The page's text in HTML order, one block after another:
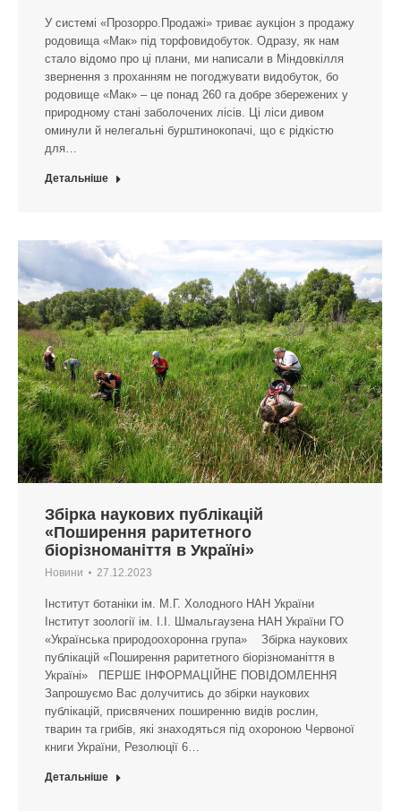
У системі «Прозорро.Продажі» триває аукціон з продажу
родовища «Мак» під торфовидобуток. Одразу, як нам
стало відомо про ці плани, ми написали в Міндовкілля
звернення з проханням не погоджувати видобуток, бо
родовище «Мак» – це понад 260 га добре збережених у
природному стані заболочених лісів. Ці ліси дивом
оминули й нелегальні бурштинокопачі, що є рідкістю
для…
Детальніше
Збірка наукових публікацій
«Поширення раритетного
біорізноманіття в Україні»
Новини 27.12.2023
Інститут ботаніки ім. М.Г. Холодного НАН України
Інститут зоології ім. І.І. Шмальгаузена НАН України ГО
«Українська природоохоронна група» Збірка наукових
публікацій «Поширення раритетного біорізноманіття в
Україні» ПЕРШЕ ІНФОРМАЦІЙНЕ ПОВІДОМЛЕННЯ
Запрошуємо Вас долучитись до збірки наукових
публікацій, присвячених поширенню видів рослин,
тварин та грибів, які знаходяться під охороною Червоної
книги України, Резолюції 6…
Детальніше